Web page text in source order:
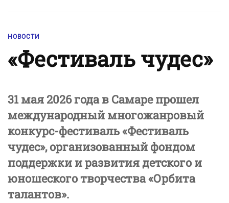
НОВОСТИ
«Фестиваль чудес»
31 мая 2026 года в Самаре прошел
международный многожанровый
конкурс-фестиваль «Фестиваль
чудес», организованный фондом
поддержки и развития детского и
юношеского творчества «Орбита
талантов».